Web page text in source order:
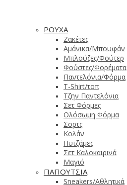
ΡΟΥΧΑ
Ζακέτες
Αμάνικα/Μπουφάν
Μπλούζες/Φούτερ
Φούστες/Φορέματα
Παντελόνια/Φόρμα
T-Shirt/τοπ
Τζην Παντελόνια
Σετ Φόρμες
Ολόσωμη Φόρμα
Σορτς
Κολάν
Πυτζάμες
Σετ Καλοκαιρινά
Μαγιό
ΠΑΠΟΥΤΣΙΑ
Sneakers/Αθλητικά